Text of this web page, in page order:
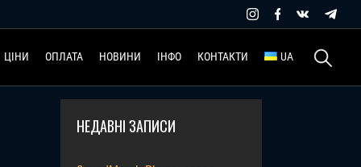
ЦІНИ ОПЛАТА НОВИНИ ІНФО КОНТАКТИ UA Пошук:
НЕДАВНІ ЗАПИСИ